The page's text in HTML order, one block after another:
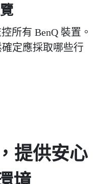
所有 BenQ 裝置。
定應採取哪些行
提供安心